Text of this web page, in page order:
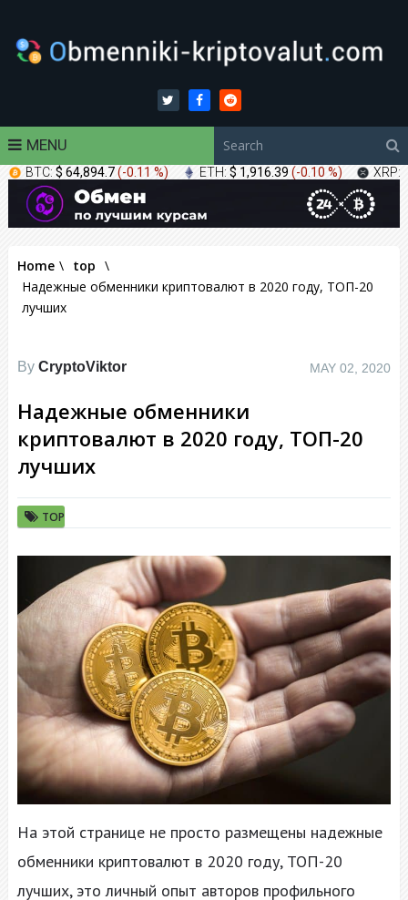
MENU
BTC: $ 64,894.7(-0.11 %) ETH: $ 1,916.39 (-0.10 %) XRP:
Home \ top \
Надежные обменники криптовалют в 2020 году, ТОП-20
лучших
By CryptoViktor MAY 02, 2020
Надежные обменники
криптовалют в 2020 году, ТОП-20
лучших
TOP
На этой странице не просто размещены надежные
обменники криптовалют в 2020 году, ТОП-20
лучших, это личный опыт авторов профильного